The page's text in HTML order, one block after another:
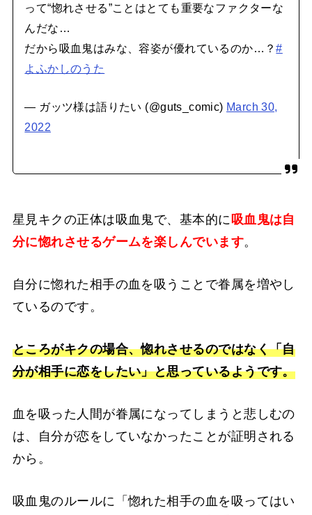
って“惚れさせる”ことはとても重要なファクターな
んだな…
だから吸血鬼はみな、容姿が優れているのか…？#
よふかしのうた
— ガッツ様は語りたい (@guts_comic) March 30,
2022
星見キクの正体は吸血鬼で、基本的に 吸血鬼は自
分に惚れさせるゲームを楽しんでいます。
自分に惚れた相手の血を吸うことで眷属を増やし
ているのです。
ところがキクの場合、惚れさせるのではなく「自
分が相手に恋をしたい」と思っているようです。
血を吸った人間が眷属になってしまうと悲しむの
は、自分が恋をしていなかったことが証明される
から。
吸血鬼のルールに「惚れた相手の血を吸ってはい